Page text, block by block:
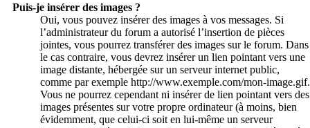
Puis-je insérer des images ?
Oui, vous pouvez insérer des images à vos messages. Si
l’administrateur du forum a autorisé l’insertion de pièces
jointes, vous pourrez transférer des images sur le forum. Dans
le cas contraire, vous devrez insérer un lien pointant vers une
image distante, hébergée sur un serveur internet public,
comme par exemple http://www.exemple.com/mon-image.gif.
Vous ne pourrez cependant ni insérer de lien pointant vers des
images présentes sur votre propre ordinateur (à moins, bien
évidemment, que celui-ci soit en lui-même un serveur